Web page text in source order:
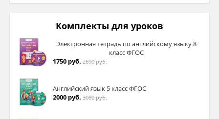
Комплекты для уроков
Электронная тетрадь по английскому языку 8
класс ФГОС
1750 руб. 2690 руб.
Английский язык 5 класс ФГОС
2000 руб. 3080 руб.